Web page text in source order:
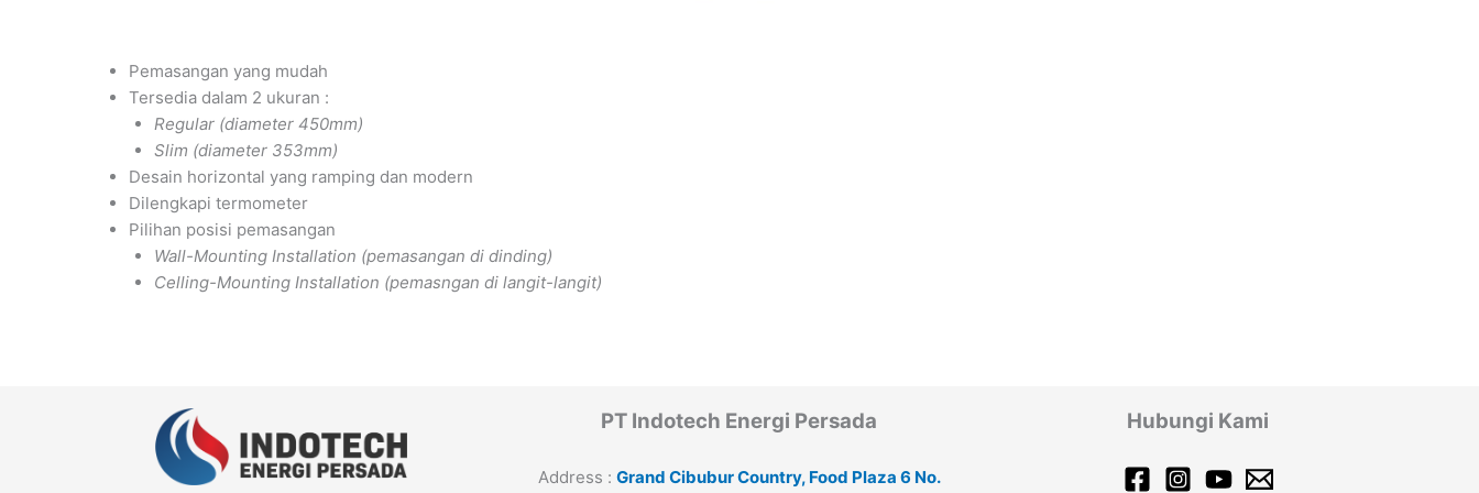
Pemasangan yang mudah
Tersedia dalam 2 ukuran :
Regular (diameter 450mm)
Slim (diameter 353mm)
Desain horizontal yang ramping dan modern
Dilengkapi termometer
Pilihan posisi pemasangan
Wall-Mounting Installation (pemasangan di dinding)
Celling-Mounting Installation (pemasngan di langit-langit)
PT Indotech Energi Persada
Address : Grand Cibubur Country, Food Plaza 6 No.
Hubungi Kami